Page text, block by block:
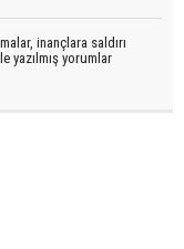
inançlara saldırı
yazılmış yorumlar